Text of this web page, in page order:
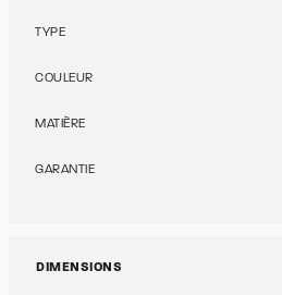
TYPE
COULEUR
MATIÈRE
GARANTIE
DIMENSIONS